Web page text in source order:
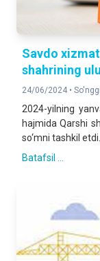
Savdo
shahrining
24/06/2024 •
2024-yilning
hajmida Qarshi
so‘mni tashkil etdi.
Batafsil ...